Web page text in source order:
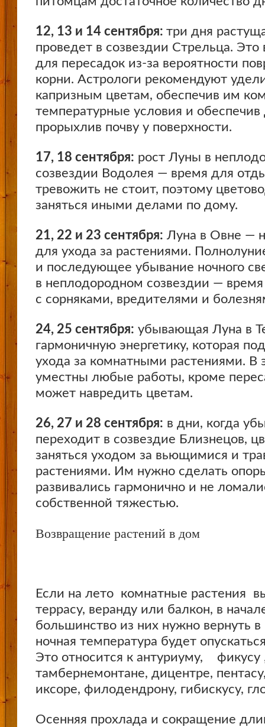
12, 13 и 14 сентября: три дня
проведет в созвездии Стрельца. Это
для пересадок из-за вероятности
корни. Астрологи рекомендуют
капризным цветам, обеспечив им
температурные условия и обеспечив
прорыхлив почву у поверхности.
17, 18 сентября: рост Луны в
созвездии Водолея — время для
тревожить не стоит, поэтому
заняться иными делами по дому.
21, 22 и 23 сентября: Луна в Овне —
для ухода за растениями.
и последующее убывание ночного
в неплодородном созвездии —
с сорняками, вредителями и
24, 25 сентября: убывающая Луна в
гармоничную энергетику, которая
ухода за комнатными растениями. В
уместны любые работы, кроме
может навредить цветам.
26, 27 и 28 сентября: в дни, когда
переходит в созвездие Близнецов,
заняться уходом за вьющимися и
растениями. Им нужно сделать
развивались гармонично и не
собственной тяжестью.
Возвращение растений в дом
Если на лето комнатные растения
террасу, веранду или балкон, в
большинство из них нужно вернуть в
ночная температура будет
Это относится к антуриуму, фикусу
тамбернемонтане, дицентре,
иксоре, филодендрону, гибискусу,
Осенняя прохлада и сокращение